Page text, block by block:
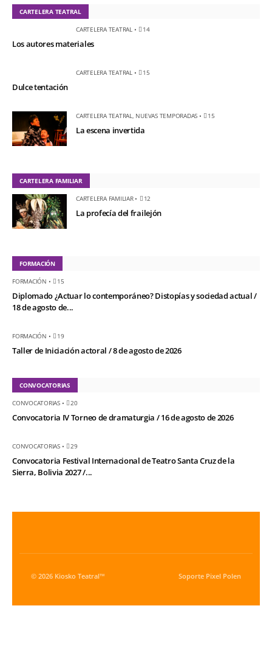
CARTELERA TEATRAL
CARTELERA TEATRAL• 14
Los autores materiales
CARTELERA TEATRAL• 15
Dulce tentación
CARTELERA TEATRAL, NUEVAS TEMPORADAS • 15
La escena invertida
CARTELERA FAMILIAR
CARTELERA FAMILIAR• 12
La profecía del frailejón
FORMACIÓN
FORMACIÓN • 15
Diplomado ¿Actuar lo contemporáneo? Distopías y sociedad actual /
18 de agosto de...
FORMACIÓN • 19
Taller de Iniciación actoral / 8 de agosto de 2026
CONVOCATORIAS
CONVOCATORIAS• 20
Convocatoria IV Torneo de dramaturgia / 16 de agosto de 2026
CONVOCATORIAS• 29
Convocatoria Festival Internacional de Teatro Santa Cruz de la
Sierra, Bolivia 2027 /...
© 2026 Kiosko Teatral™ Soporte Pixel Polen